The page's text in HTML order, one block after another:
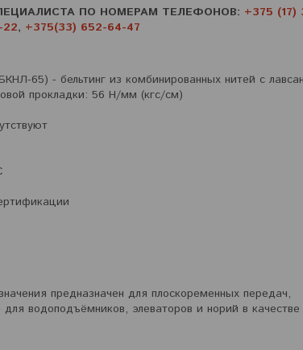
ПО НОМЕРАМ ТЕЛЕФОНОВ: +375 (17)
, +375(33) 652-64-47
65) - бельтинг из комбинированных нитей с
прокладки: 56 Н/мм (кгс/см)
предназначен для плоскоременных передач,
водоподъёмников, элеваторов и норий в качестве